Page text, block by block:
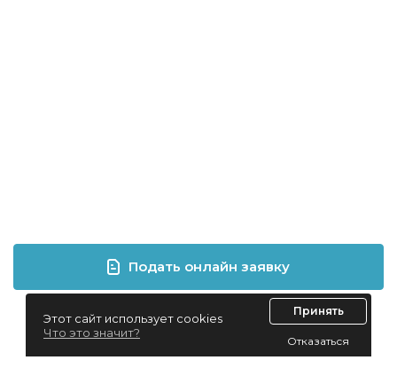
Этот сайт использует cookies
Что это значит?
Принять
Отказаться
Подать онлайн заявку